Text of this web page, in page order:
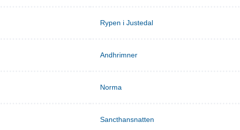
Rypen i Justedal
Andhrimner
Norma
Sancthansnatten